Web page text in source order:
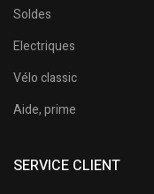
Soldes
Electriques
Vélo classic
Aide, prime
SERVICE CLIENT